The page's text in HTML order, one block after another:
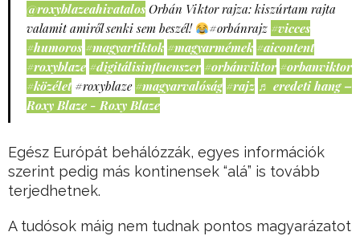
@roxyblazeahivatalos Orbán Viktor rajza: kiszúrtam rajta
valamit amiről senki sem beszél!
#orbánrajz #vicces
#humoros #magyartiktok #magyarmémek #aicontent
#roxyblaze #digitálisinfluenszer #orbánviktor #orbanviktor
#közélet #roxyblaze #magyarvalóság #rajz ♬ eredeti hang –
Roxy Blaze - Roxy Blaze
Egész Európát behálózzák, egyes információk
szerint pedig más kontinensek “alá” is tovább
terjedhetnek.
A tudósok máig nem tudnak pontos magyarázatot